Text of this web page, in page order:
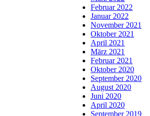
Februar 2022
Januar 2022
November 2021
Oktober 2021
April 2021
März 2021
Februar 2021
Oktober 2020
September 2020
August 2020
Juni 2020
April 2020
September 2019